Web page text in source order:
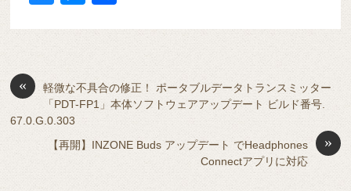
c
e
o
o
k
n
a
d
s
di et
y
n
g
er
«
軽微な不具合の修正！ ポータブルデータトランスミッター
「PDT-FP1」本体ソフトウェアアップデート ビルド番号.
67.0.G.0.303
»
【再開】INZONE Buds アップデート でHeadphones
Connectアプリに対応